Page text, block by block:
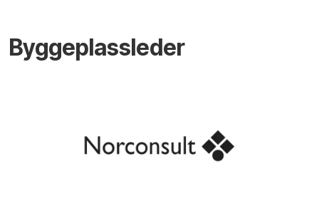
Byggeplassleder